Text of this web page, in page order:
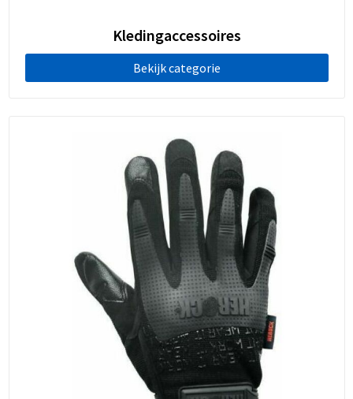
Kledingaccessoires
Bekijk categorie